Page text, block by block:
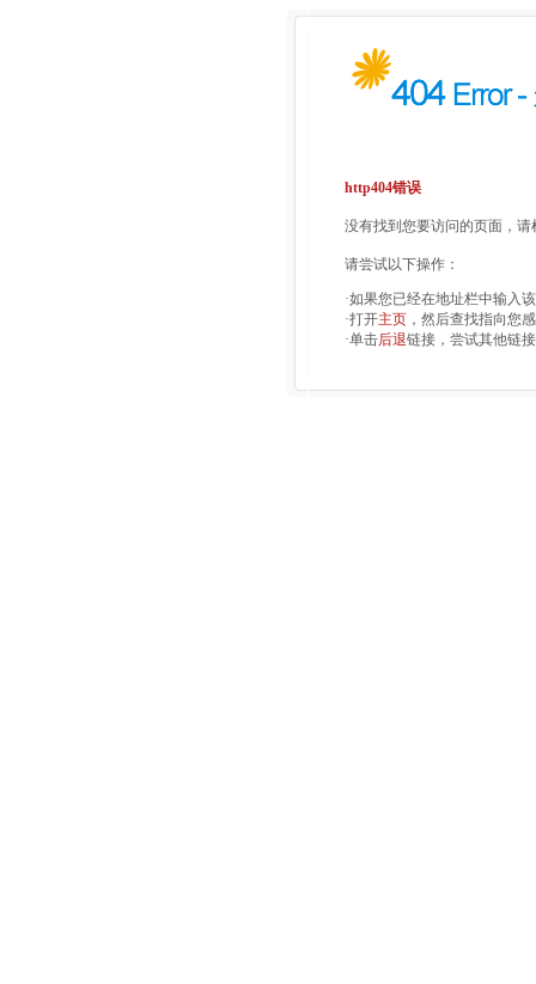
http404错误
没有找到您要访问的页面，
请尝试以下操作：
·如果您已经在地址栏中输入
·打开主页 ，然后查找指向您
·单击后退链接，尝试其他链